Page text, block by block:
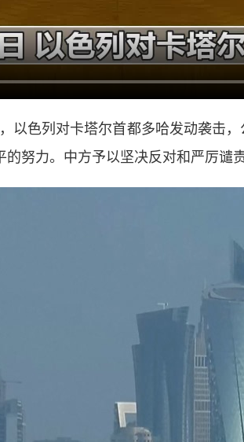
以色列对卡塔尔首都多哈发动袭击
努力。中方予以坚决反对和严厉谴责